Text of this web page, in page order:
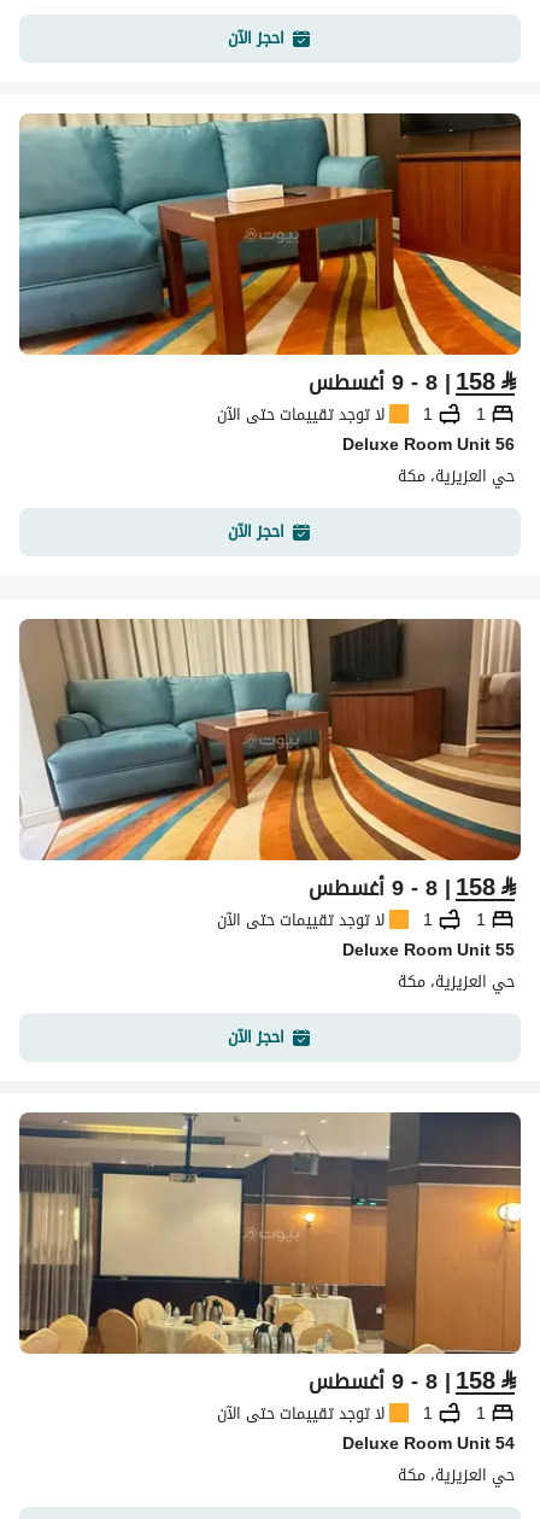
احجز الآن
⃁
158| 8 - 9 أغسطس
1
1
لا توجد تقييمات حتى الآن
Deluxe Room Unit 56
حي العزيزية، مكة
احجز الآن
⃁
158| 8 - 9 أغسطس
1
1
لا توجد تقييمات حتى الآن
Deluxe Room Unit 55
حي العزيزية، مكة
احجز الآن
⃁
158| 8 - 9 أغسطس
1
1
لا توجد تقييمات حتى الآن
Deluxe Room Unit 54
حي العزيزية، مكة